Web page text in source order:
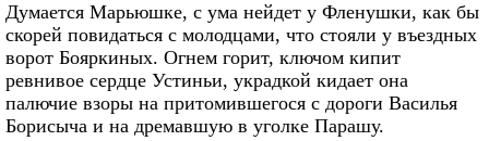
Думается Марьюшке, с ума нейдет у Фленушки, как бы
скорей повидаться с молодцами, что стояли у въездных
ворот Бояркиных. Огнем горит, ключом кипит
ревнивое сердце Устиньи, украдкой кидает она
палючие взоры на притомившегося с дороги Василья
Борисыча и на дремавшую в уголке Парашу.